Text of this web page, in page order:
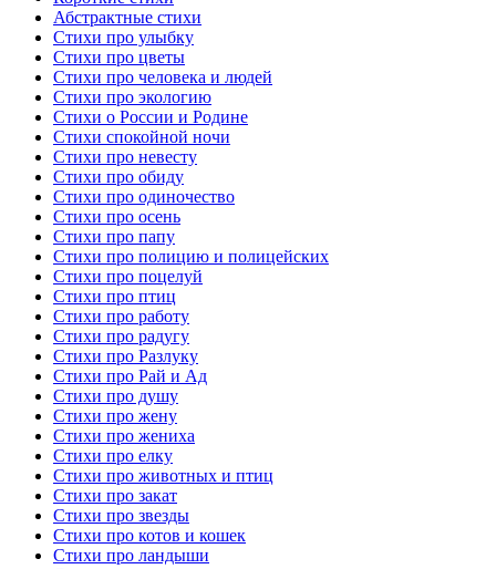
Абстрактные стихи
Стихи про улыбку
Стихи про цветы
Стихи про человека и людей
Стихи про экологию
Стихи о России и Родине
Стихи спокойной ночи
Стихи про невесту
Стихи про обиду
Стихи про одиночество
Стихи про осень
Стихи про папу
Стихи про полицию и полицейских
Стихи про поцелуй
Стихи про птиц
Стихи про работу
Стихи про радугу
Стихи про Разлуку
Стихи про Рай и Ад
Стихи про душу
Стихи про жену
Стихи про жениха
Стихи про елку
Стихи про животных и птиц
Стихи про закат
Стихи про звезды
Стихи про котов и кошек
Стихи про ландыши